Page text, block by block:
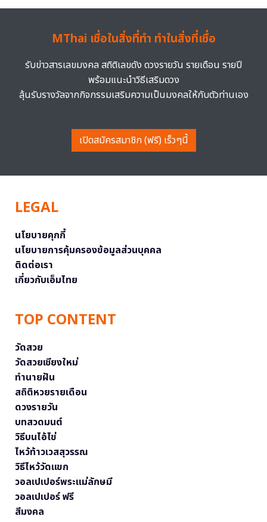
MThai เชื่อในสิ่งที่ทำ ทำในสิ่งที่เชื่อ
รับข่าวสารเลขมงคล สถิติเลขดัง ดวงรายวัน รายเดือน รายปี
พร้อมแนะนำวิธีเสริมดวง
ลุ้นรับรางวัลจากกิจกรรมเสริมความเป็นมงคลให้กับตัวท่านเอง
เปิดสมัครสมาชิก (ฟรี) เร็วๆนี้
LEGAL
นโยบายคุกกี้
นโยบายการคุ้มครองข้อมูลส่วนบุคคล
ติดต่อเรา
เกี่ยวกับเอ็มไทย
TOP CONTENT
วัดสวย
วัดสวยเชียงใหม่
ทำนายฝัน
สถิติหวยรายเดือน
ดวงรายวัน
บทสวดมนต์
วิธีบนไอ้ไข่
ไหว้ท้าวเวสสุวรรณ
วิธีไหว้วัดแขก
วอลเปเปอร์พระแม่ลักษมี
วอลเปเปอร์ ฟรี
สีมงคล